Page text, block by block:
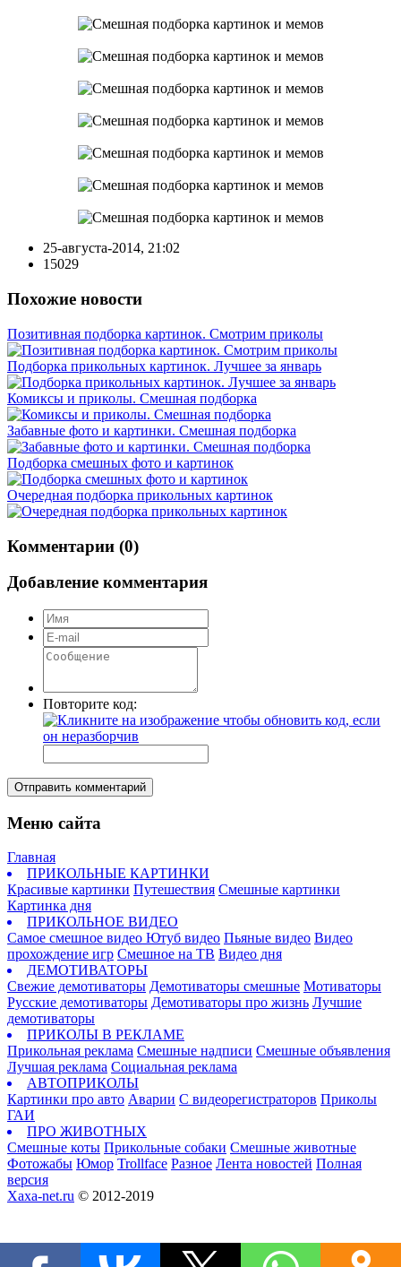
25-августа-2014, 21:02
15029
Похожие новости
Позитивная подборка картинок. Смотрим приколы
Подборка прикольных картинок. Лучшее за январь
Комиксы и приколы. Смешная подборка
Забавные фото и картинки. Смешная подборка
Подборка смешных фото и картинок
Очередная подборка прикольных картинок
Комментарии (0)
Добавление комментария
Повторите код:
Отправить комментарий
Меню сайта
Главная
ПРИКОЛЬНЫЕ КАРТИНКИ
Красивые картинки Путешествия Смешные картинки
Картинка дня
ПРИКОЛЬНОЕ ВИДЕО
Самое смешное видео Ютуб видео Пьяные видео Видео
прохождение игр Смешное на ТВ Видео дня
ДЕМОТИВАТОРЫ
Свежие демотиваторы Демотиваторы смешные Мотиваторы
Русские демотиваторы Демотиваторы про жизнь Лучшие
демотиваторы
ПРИКОЛЫ В РЕКЛАМЕ
Прикольная реклама Смешные надписи Смешные объявления
Лучшая реклама Социальная реклама
АВТОПРИКОЛЫ
Картинки про авто Аварии С видеорегистраторов Приколы
ГАИ
ПРО ЖИВОТНЫХ
Смешные коты Прикольные собаки Смешные животные
Фотожабы Юмор Trollface Разное Лента новостей Полная
версия
Xaxa-net.ru © 2012-2019